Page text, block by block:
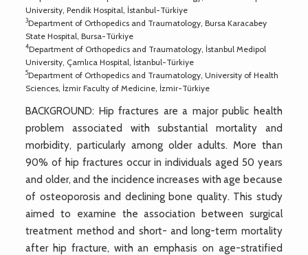
University, Pendik Hospital, İstanbul-Türkiye
3Department of Orthopedics and Traumatology, Bursa Karacabey
State Hospital, Bursa-Türkiye
4Department of Orthopedics and Traumatology, İstanbul Medipol
University, Çamlıca Hospital, İstanbul-Türkiye
5Department of Orthopedics and Traumatology, University of Health
Sciences, İzmir Faculty of Medicine, İzmir-Türkiye
BACKGROUND: Hip fractures are a major public health
problem associated with substantial mortality and
morbidity, particularly among older adults. More than
90% of hip fractures occur in individuals aged 50 years
and older, and the incidence increases with age because
of osteoporosis and declining bone quality. This study
aimed to examine the association between surgical
treatment method and short- and long-term mortality
after hip fracture, with an emphasis on age-stratified